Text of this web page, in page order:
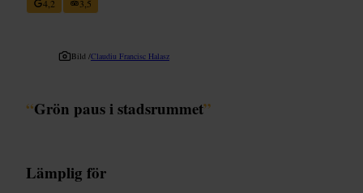
4,2
3,5
Bild /Claudiu Francisc Halasz
“Grön paus i stadsrummet”
Lämplig för